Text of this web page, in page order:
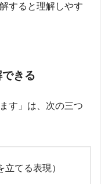
すると理解しやす
きる
す」は、次の三つ
てる表現）